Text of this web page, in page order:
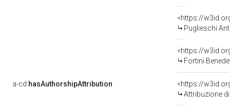
<https://
Puglieschi
<https://
Fortini
a-cd:hasAuthorshipAttribution
<https://
Attribuzione